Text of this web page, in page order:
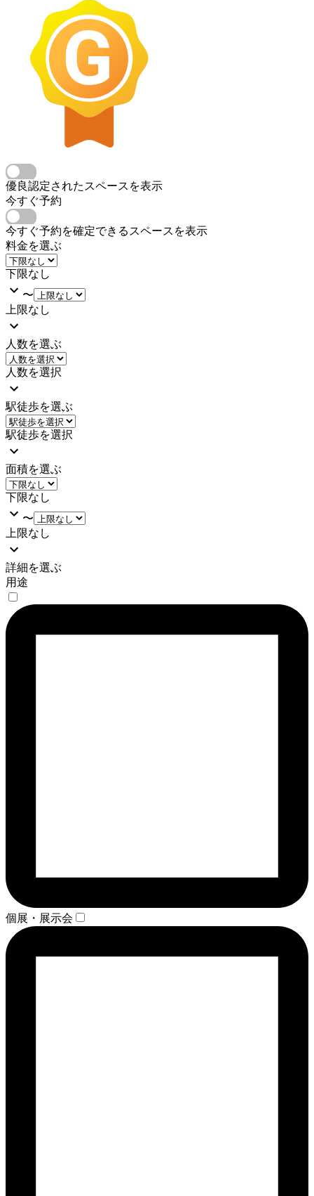
優良認定されたスペースを表示
今すぐ予約
今すぐ予約を確定できるスペースを表示
料金を選ぶ
下限なし
〜
上限なし
人数を選ぶ
人数を選択
駅徒歩を選ぶ
駅徒歩を選択
面積を選ぶ
下限なし
〜
上限なし
詳細を選ぶ
用途
個展・展示会